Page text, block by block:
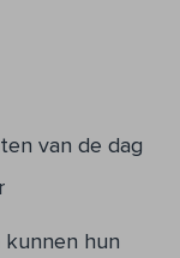
van de dag
hun